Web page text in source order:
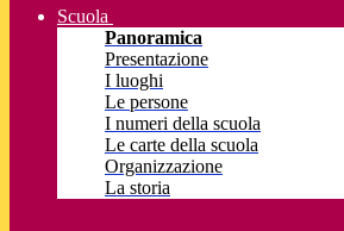
Scuola
Panoramica
Presentazione
I luoghi
Le persone
I numeri della scuola
Le carte della scuola
Organizzazione
La storia